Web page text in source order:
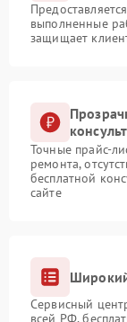
выполненные
защищает
Точные прайс-
ремонта,
бесплатной
сайте
Сервисный
всей РФ,